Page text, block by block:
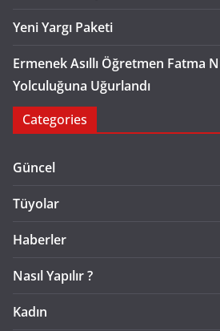
Yeni Yargı Paketi
Ermenek Asıllı Öğretmen Fatma
Yolculuğuna Uğurlandı
Categories
Güncel
Tüyolar
Haberler
Nasıl Yapılır ?
Kadın